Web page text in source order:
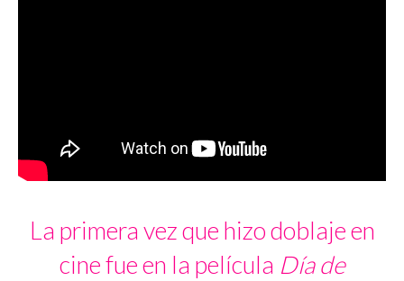
La primera vez que hizo doblaje en
cine fue en la película Día de